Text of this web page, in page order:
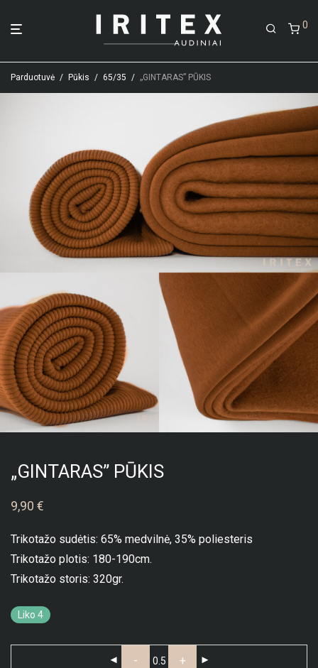
0
Parduotuvė / Pūkis / 65/35 / „GINTARAS” PŪKIS
„GINTARAS” PŪKIS
9,90 €
Trikotažo sudėtis: 65% medvilnė, 35% poliesteris
Trikotažo plotis: 180-190cm.
Trikotažo storis: 320gr.
Liko 4
- +